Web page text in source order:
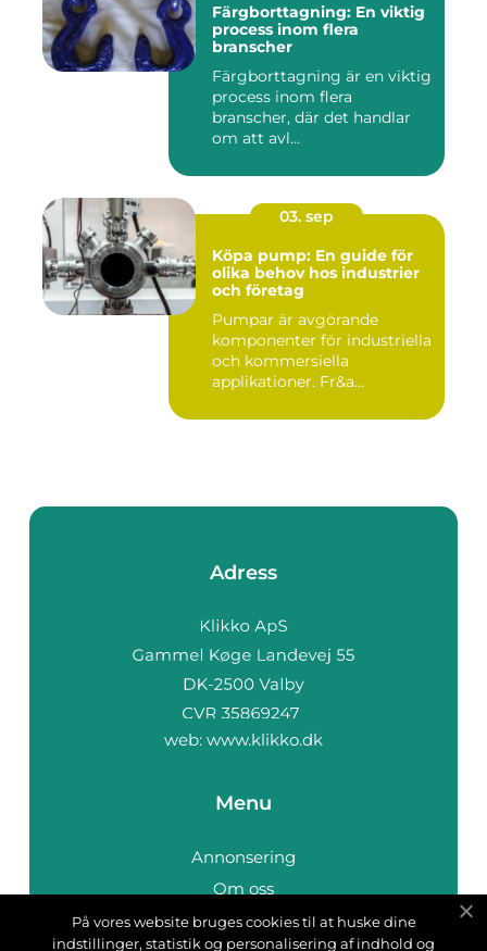
Färgborttagning: En viktig
process inom flera
branscher
Färgborttagning är en viktig
process inom flera
branscher, där det handlar
om att avl...
03. sep
Köpa pump: En guide för
olika behov hos industrier
och företag
Pumpar är avgörande
komponenter för industriella
och kommersiella
applikationer. Fr&a...
Adress
web: www.klikko.dk
Menu
Annonsering
Om oss
Cookies
På vores website bruges cookies til at huske dine
indstillinger, statistik og personalisering af indhold og